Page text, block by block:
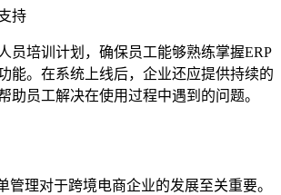
持
员培训计划，确保员工能够熟练掌握ERP
能。在系统上线后，企业还应提供持续的
助员工解决在使用过程中遇到的问题。
管理对于跨境电商企业的发展至关重要。